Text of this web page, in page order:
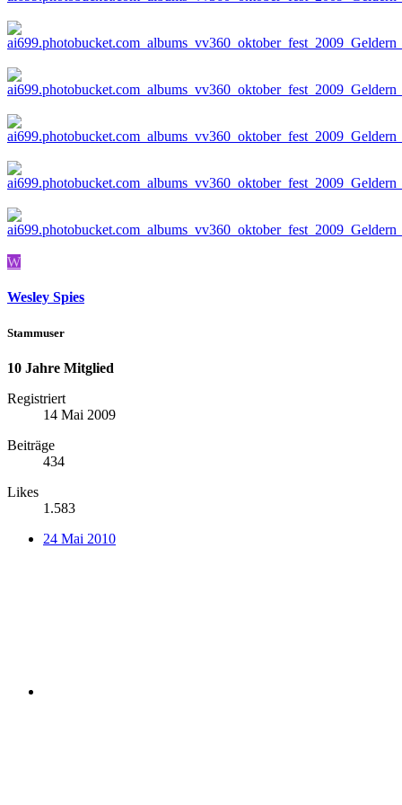
W
Wesley Spies
Stammuser
10 Jahre Mitglied
Registriert
14 Mai 2009
Beiträge
434
Likes
1.583
24 Mai 2010